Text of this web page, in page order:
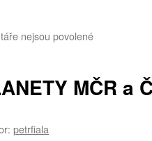
nejsou povolenéu
názvem
Zátěžové
MČR a
petrfiala